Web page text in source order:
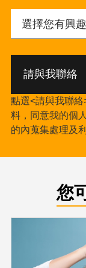
請與我聯絡
點選<請與我聯
料，同意我的個
的內蒐集處理及
您